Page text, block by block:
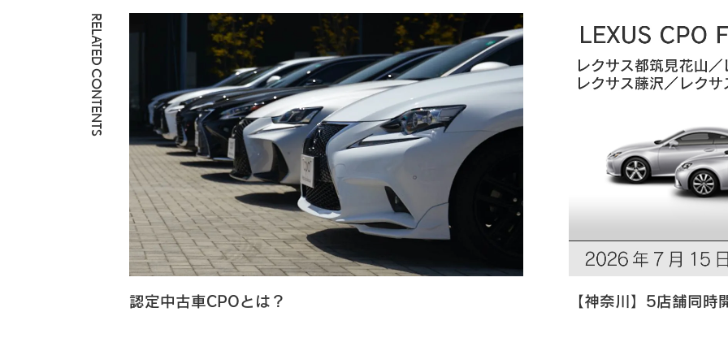
RELATED CONTENTS
認定中古車CPOとは？ 【神奈川】5店舗同時